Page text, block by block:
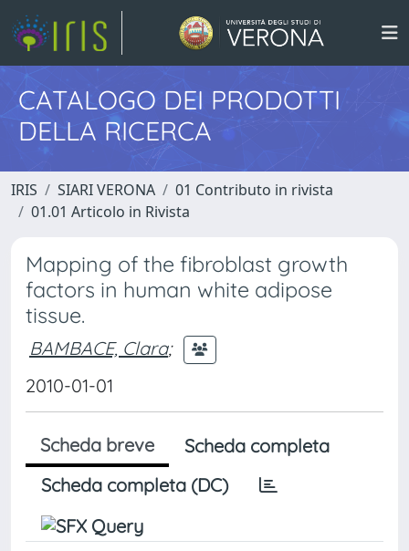
CATALOGO DEI PRODOTTI
DELLA RICERCA
IRIS SIARI VERONA
01 Contributo in rivista
01.01 Articolo in Rivista
Mapping of the fibroblast growth
factors in human white adipose
tissue.
BAMBACE, Clara;
2010-01-01
Scheda breve
Scheda completa
Scheda completa (DC)